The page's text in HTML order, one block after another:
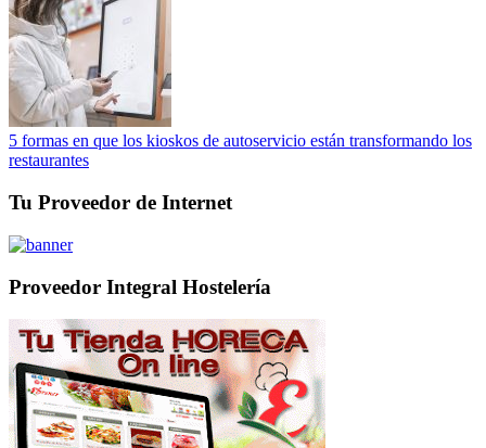
5 formas en que los kioskos de autoservicio están transformando los
restaurantes
Tu Proveedor de Internet
Proveedor Integral Hostelería